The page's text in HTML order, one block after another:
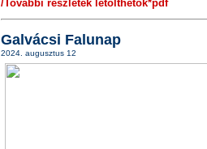
/További részletek letölthetők*pdf
Galvácsi Falunap
2024. augusztus 12